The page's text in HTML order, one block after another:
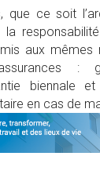
que ce soit
aux mêmes
:
biennale et
en cas de